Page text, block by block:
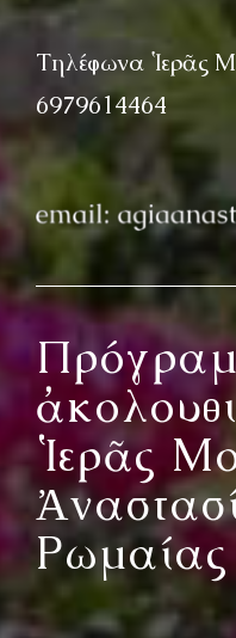
Τηλέφωνα Ἱερᾶς
6979614464
Ἱερᾶς
Ρωμαίας